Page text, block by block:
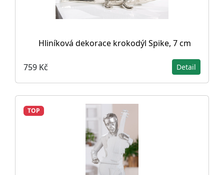
Hliníková dekorace krokodýl Spike, 7 cm
759 Kč Detail
TOP